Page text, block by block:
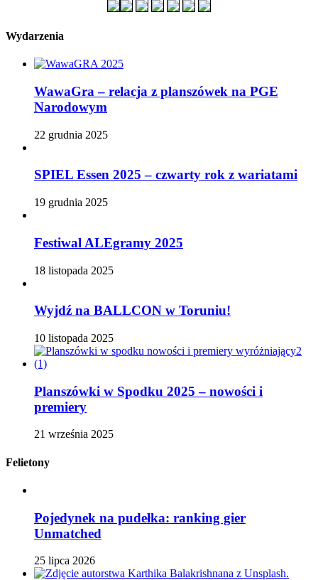
Wydarzenia
WawaGra – relacja z planszówek na PGE
Narodowym
22 grudnia 2025
SPIEL Essen 2025 – czwarty rok z wariatami
19 grudnia 2025
Festiwal ALEgramy 2025
18 listopada 2025
Wyjdź na BALLCON w Toruniu!
10 listopada 2025
Planszówki w Spodku 2025 – nowości i
premiery
21 września 2025
Felietony
Pojedynek na pudełka: ranking gier
Unmatched
25 lipca 2026